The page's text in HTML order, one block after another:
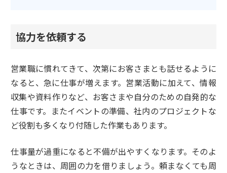
協力を依頼する
営業職に慣れてきて、次第にお客さまとも話せるように
なると、急に仕事が増えます。営業活動に加えて、情報
収集や資料作りなど、お客さまや自分のための自発的な
仕事です。またイベントの準備、社内のプロジェクトな
ど役割も多くなり付随した作業もあります。
仕事量が過重になると不備が出やすくなります。そのよ
うなときは、周囲の力を借りましょう。頼まなくても周